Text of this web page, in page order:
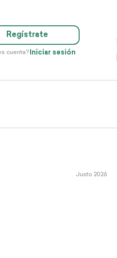
Regístrate
cuenta? Iniciar sesión
Justo 2026